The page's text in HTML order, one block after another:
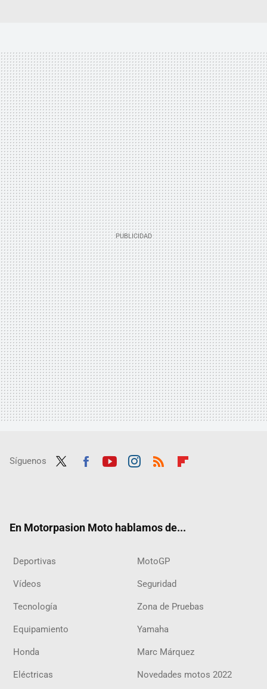
Síguenos
En Motorpasion Moto hablamos de...
Deportivas MotoGP
Vídeos Seguridad
Tecnología Zona de Pruebas
Equipamiento Yamaha
Honda Marc Márquez
Eléctricas Novedades motos 2022